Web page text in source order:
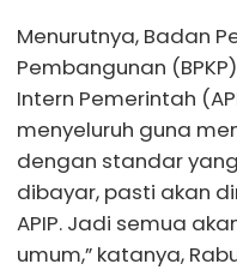
Menurutnya, Badan
Pembangunan
Intern Pemerintah
menyeluruh guna
dengan standar
dibayar, pasti akan
APIP. Jadi semua
umum,” katanya,